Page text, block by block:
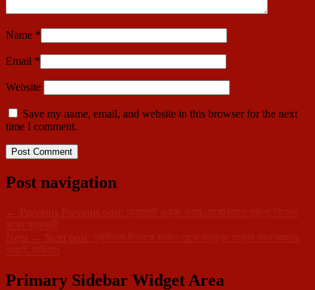
Name *
Email *
Website
Save my name, email, and website in this browser for the next
time I comment.
Post navigation
← Previous Previous post:
অ্যালবার্ট এক্কা ওয়ার মেমোরিয়ালে শ্রদ্ধা নিবেদন
করেন মুখ্যমন্ত্রী
Next → Next post:
স্বাধীনতা দিবসকে সামনে রেখে গন্ডাছড়া মহকুমা সদর বাজারে
সাফাই অভিযান
Primary Sidebar Widget Area